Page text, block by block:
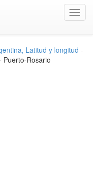
Latitud y longitud -
Rosario